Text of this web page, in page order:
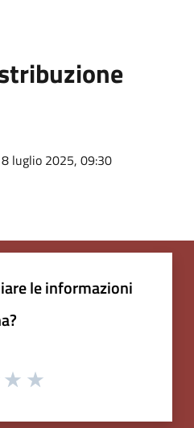
luglio 2025, 09:30
le informazioni